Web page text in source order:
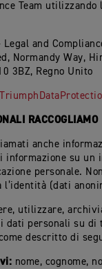
Team
Legal and
Normandy Way,
3BZ, Regno Unito
RACCOGLIAMO
anche
informazione su un
personale.
l’identità (dati
utilizzare,
dati personali su di
descritto di
nome, cognome,